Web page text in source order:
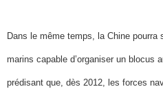
Dans le même temps, la Chine pourra
marins capable d’organiser un blocus
prédisant que, dès 2012, les forces